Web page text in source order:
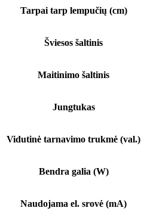
Tarpai tarp lempučių (cm)
Šviesos šaltinis
Maitinimo šaltinis
Jungtukas
Vidutinė tarnavimo trukmė (val.)
Bendra galia (W)
Naudojama el. srovė (mA)